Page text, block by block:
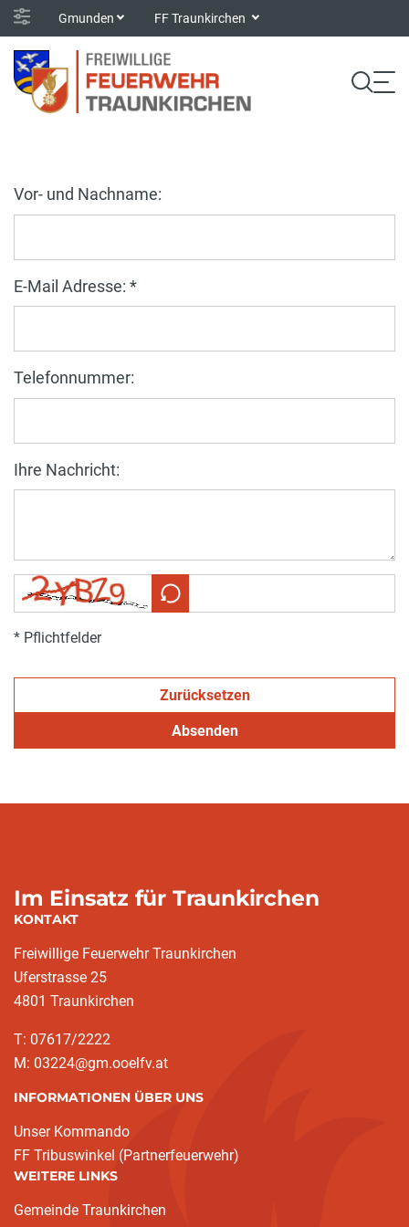
Gmunden FF Traunkirchen
Vor- und Nachname:
E-Mail Adresse: *
Telefonnummer:
Ihre Nachricht:
* Pflichtfelder
Zurücksetzen
Absenden
Im Einsatz für Traunkirchen
KONTAKT
Freiwillige Feuerwehr Traunkirchen
Uferstrasse 25
4801 Traunkirchen
T: 07617/2222
M: 03224@gm.ooelfv.at
INFORMATIONEN ÜBER UNS
Unser Kommando
FF Tribuswinkel (Partnerfeuerwehr)
WEITERE LINKS
Gemeinde Traunkirchen